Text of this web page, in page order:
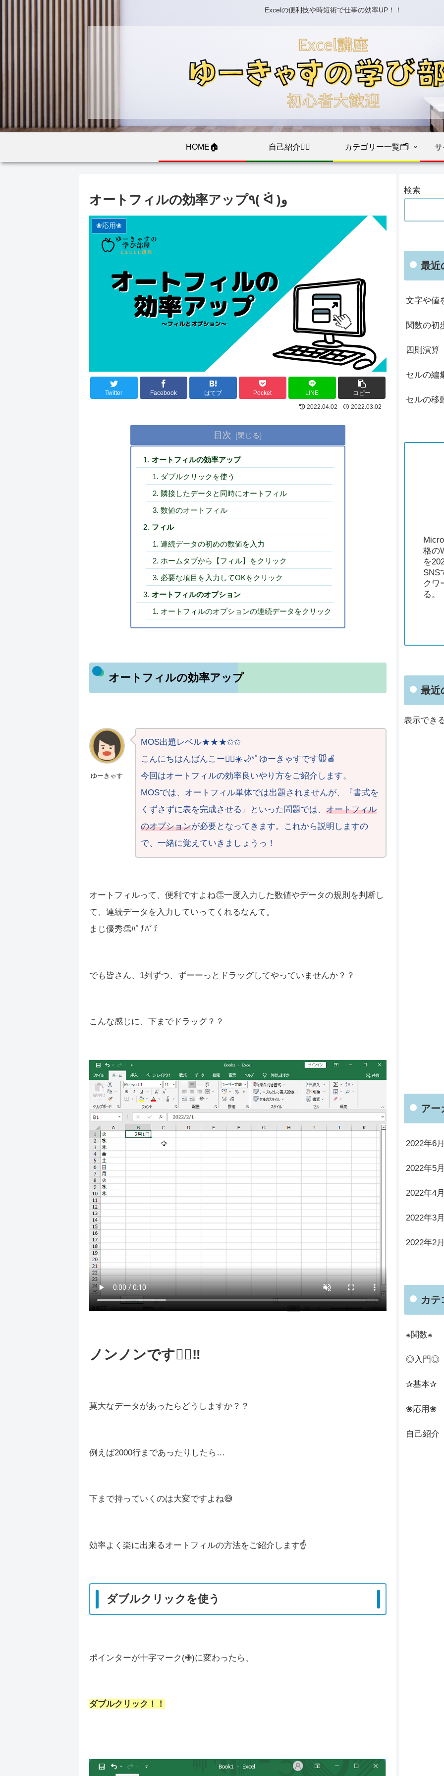
Excelの便利技や時短術で仕事の効率UP！！
HOME🏠 自己紹介💁‍♀️ カテゴリー一覧🗂️
オートフィルの効率アップ٩( ᐛ )و
❀応用❀
Twitter Facebook はてブ Pocket LINE
コピー
2022.04.02
2022.03.02
目次
オートフィルの効率アップ
ダブルクリックを使う
隣接したデータと同時にオートフィル
数値のオートフィル
フィル
連続データの初めの数値を入力
ホームタブから【フィル】をクリック
必要な項目を入力してOKをクリック
オートフィルのオプション
オートフィルのオプションの連続データをクリック
オートフィルの効率アップ
ゆーきゃす
MOS出題レベル★★★✩✩
こんにちはんばんこー🙋‍♀️☀️🌙*ﾟゆーきゃすです🐭🍎
今回はオートフィルの効率良いやり方をご紹介します。
MOSでは、オートフィル単体では出題されませんが、『書式を
くずさずに表を完成させる』といった問題では、 オートフィル
のオプションが必要となってきます。これから説明しますの
で、一緒に覚えていきましょうっ！
オートフィルって、便利ですよね👏一度入力した数値やデータの規則を判断し
て、連続データを入力していってくれるなんて。
まじ優秀👏ﾊﾟﾁﾊﾟﾁ
でも皆さん、1列ずつ、ずーーっとドラッグしてやっていませんか？？
こんな感じに、下までドラッグ？？
ノンノンです🙅‍♀️‼️
莫大なデータがあったらどうしますか？？
例えば2000行まであったりしたら…
下まで持っていくのは大変ですよね😅
効率よく楽に出来るオートフィルの方法をご紹介します☝
ダブルクリックを使う
ポインターが十字マーク(✙)に変わったら、
ダブルクリック！！
検索
最近
文字や値
関数の初
四則演算
セルの編
セルの移
格の
を
SNS
クワ
る。
最近
表示でき
アー
2022年6
2022年5
2022年4
2022年3
2022年2
カテ
⁕関数⁕
◎入門◎
✰基本✰
❀応用❀
自己紹介